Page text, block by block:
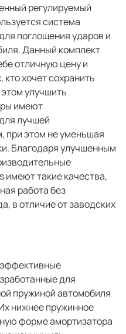
регулируемый
система
поглощения ударов и
Данный комплект
отличную цену и
кто хочет сохранить
улучшить
имеют
лучшей
при этом не уменьшая
Благодаря улучшенным
имеют такие качества,
работа без
в отличие от заводских
для
пружиной автомобиля
нижнее пружинное
форме амортизатора